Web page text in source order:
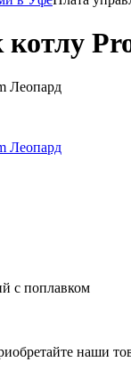
с поплавком
наши